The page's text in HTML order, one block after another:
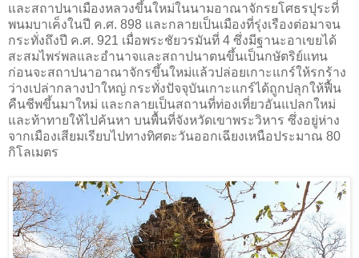
และสถาปนาเมืองหลวงขึ้นใหม่ในนามอาณาจักรยโศธรปุระที่
พนมบาเค็งในปี ค.ศ. 898 และกลายเป็นเมืองที่รุ่งเรืองต่อมาจน
กระทั่งถึงปี ค.ศ. 921 เมื่อพระชัยวรมันที่ 4 ซึ่งมีฐานะอาเขยได้
สะสมไพร่พลและอำนาจและสถาปนาตนขึ้นเป็นกษัตริย์แทน
ก่อนจะสถาปนาอาณาจักรขึ้นใหม่แล้วปล่อยเกาะแกร์ให้รกร้าง
ว่างเปล่ากลางป่าใหญ่ กระทั่งปัจจุบันเกาะแกร์ได้ถูกปลุกให้ฟื้น
คืนชีพขึ้นมาใหม่ และกลายเป็นสถานที่ท่องเที่ยวอันแปลกใหม่
และท้าทายให้ไปค้นหา บนพื้นที่จังหวัดเขาพระวิหาร ซึ่งอยู่ห่าง
จากเมืองเสียมเรียบไปทางทิศตะวันออกเฉียงเหนือประมาณ 80
กิโลเมตร